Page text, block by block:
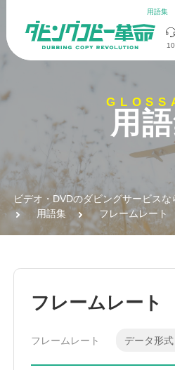
用語集
用
ビデオ・DVDのダビングサービス
用語集
フレームレート
フレームレート
フレームレート データ形